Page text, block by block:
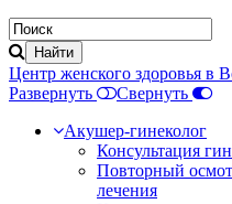
Центр женского здоровья в
Развернуть
Свернуть
Акушер-гинеколог
Консультация
Повторный
лечения